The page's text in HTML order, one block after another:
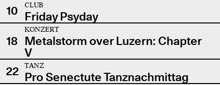
10
CLUB
Friday Psyday
18
KONZERT
Metalstorm over Luzern: Chapter
V
22
TANZ
Pro Senectute Tanznachmittag